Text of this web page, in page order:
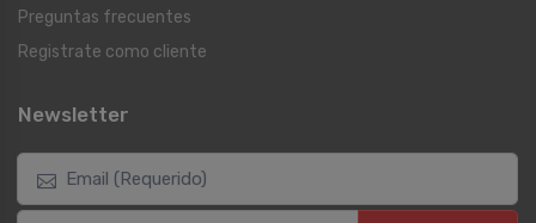
Preguntas frecuentes
Registrate como cliente
Newsletter